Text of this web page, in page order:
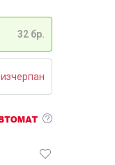
32 бр.
изчерпан